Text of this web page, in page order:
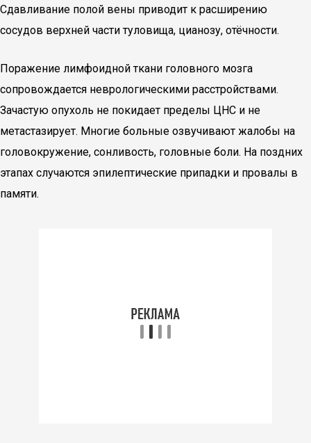
Сдавливание полой вены приводит к расширению
сосудов верхней части туловища, цианозу, отёчности.
Поражение лимфоидной ткани головного мозга
сопровождается неврологическими расстройствами.
Зачастую опухоль не покидает пределы ЦНС и не
метастазирует. Многие больные озвучивают жалобы на
головокружение, сонливость, головные боли. На поздних
этапах случаются эпилептические припадки и провалы в
памяти.